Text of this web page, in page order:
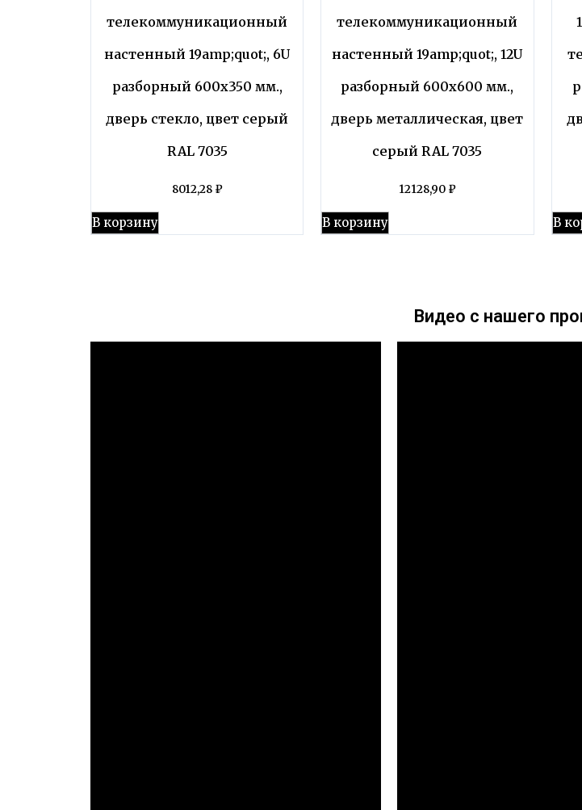
телекоммуникационный
настенный 19amp;quot;, 6U
разборный 600х350 мм.,
дверь стекло, цвет серый
RAL 7035
8012,28 ₽
В корзину
телекоммуникационный
настенный 19amp;quot;, 12U
разборный 600х600 мм.,
дверь металлическая, цвет
серый RAL 7035
12128,90 ₽
В корзину В
Видео с нашего